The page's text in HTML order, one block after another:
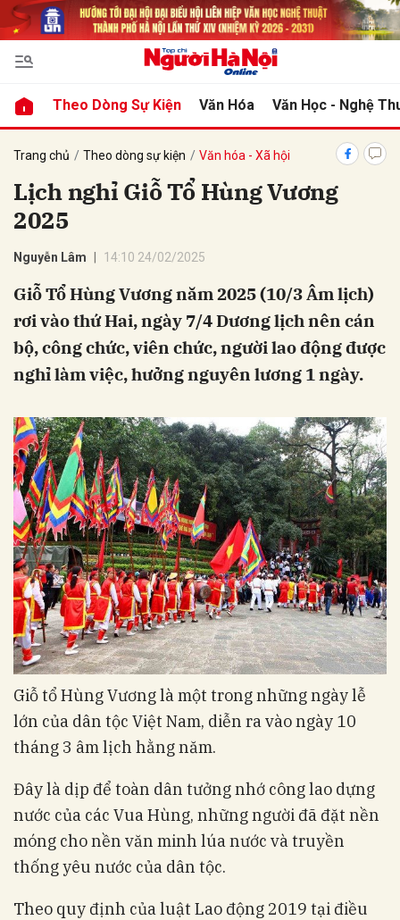
Theo Dòng Sự Kiện Văn Hóa Văn Học - Nghệ
Trang chủ Theo dòng sự kiện Văn hóa - Xã hội
Lịch nghỉ Giỗ Tổ Hùng Vương
2025
Nguyễn Lâm 14:10 24/02/2025
Giỗ Tổ Hùng Vương năm 2025 (10/3 Âm lịch)
rơi vào thứ Hai, ngày 7/4 Dương lịch nên cán
bộ, công chức, viên chức, người lao động được
nghỉ làm việc, hưởng nguyên lương 1 ngày.
Giỗ tổ Hùng Vương là một trong những ngày lễ
lớn của dân tộc Việt Nam, diễn ra vào ngày 10
tháng 3 âm lịch hằng năm.
Đây là dịp để toàn dân tưởng nhớ công lao dựng
nước của các Vua Hùng, những người đã đặt nền
móng cho nền văn minh lúa nước và truyền
thống yêu nước của dân tộc.
Theo quy định của luật Lao động 2019 tại điều
luận
Hủy